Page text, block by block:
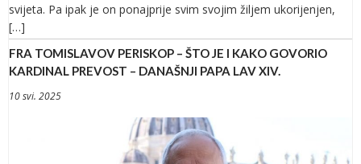
svijeta. Pa ipak je on ponajprije svim svojim žiljem ukorijenjen,
[…]
FRA TOMISLAVOV PERISKOP – ŠTO JE I KAKO GOVORIO
KARDINAL PREVOST – DANAŠNJI PAPA LAV XIV.
10 svi. 2025